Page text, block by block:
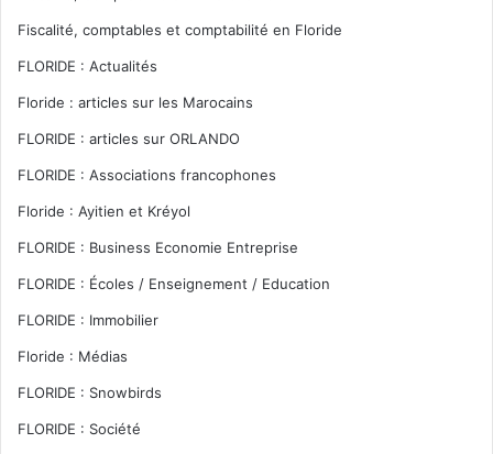
Fiscalité, comptables et comptabilité en Floride
FLORIDE : Actualités
Floride : articles sur les Marocains
FLORIDE : articles sur ORLANDO
FLORIDE : Associations francophones
Floride : Ayitien et Kréyol
FLORIDE : Business Economie Entreprise
FLORIDE : Écoles / Enseignement / Education
FLORIDE : Immobilier
Floride : Médias
FLORIDE : Snowbirds
FLORIDE : Société